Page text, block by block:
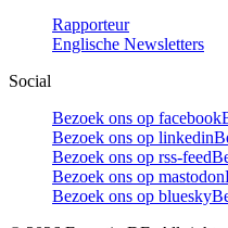
Rapporteur
Englische Newsletters
Social
Bezoek ons op facebook
Bezoek ons op linkedin
Bezoek ons op rss-feed
Bezoek ons op mastodon
Bezoek ons op bluesky